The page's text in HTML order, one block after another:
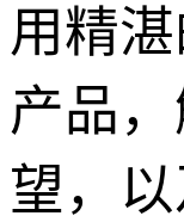
用精
产品
望，